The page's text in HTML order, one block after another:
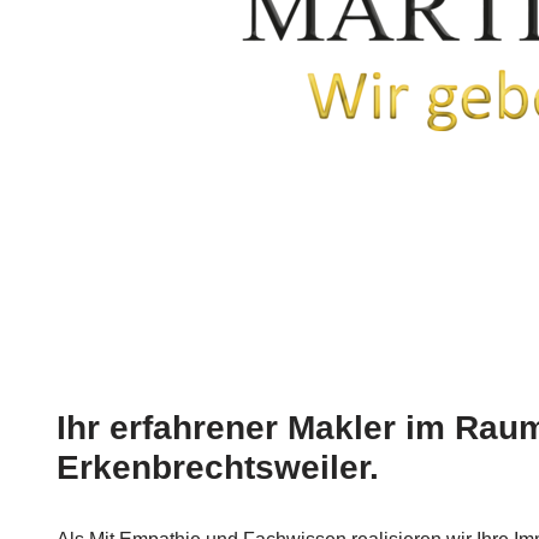
Ihr erfahrener Makler im
Erkenbrechtsweiler.